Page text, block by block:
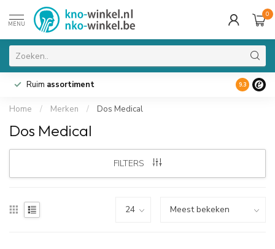
MENU
0
Ruim assortiment 9.3
Home / Merken / Dos Medical
Dos Medical
FILTERS